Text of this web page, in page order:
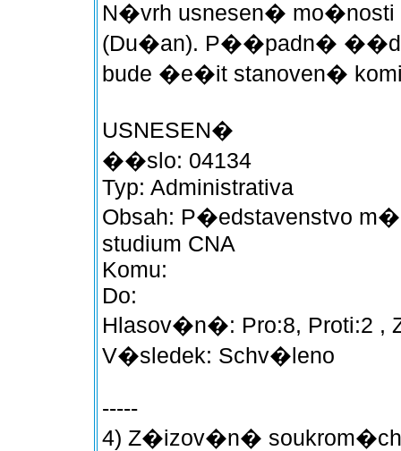
N�vrh usnesen� mo�nosti
(Du�an). P��padn�
bude �e�it stanoven�
USNESEN�
��slo: 04134
Typ: Administrativa
Obsah: P�edstavenstvo
studium CNA
Komu:
Do:
Hlasov�n�: Pro:8, Proti:2 ,
V�sledek: Schv�leno
-----
4) Z�izov�n�